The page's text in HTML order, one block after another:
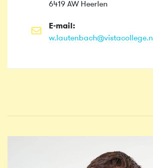
6419 AW Heerlen
E-mail:
w.lautenbach@vistacollege.nl